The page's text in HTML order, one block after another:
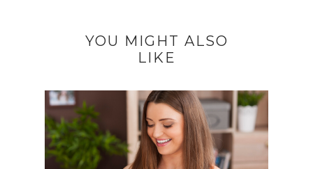
YOU MIGHT ALSO
LIKE